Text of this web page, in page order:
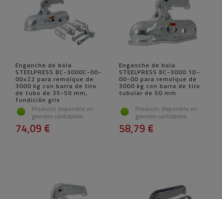
Enganche de bola
STEELPRESS BC-3000C-00-
00+Z2 para remolque de
3000 kg con barra de tiro
de tubo de 35-50 mm,
fundición gris
Producto disponible en
grandes cantidades
74,09 €
Enganche de bola
STEELPRESS BC-3000.1D-
00-00 para remolque de
3000 kg con barra de tiro
tubular de 50 mm
Producto disponible en
grandes cantidades
58,79 €